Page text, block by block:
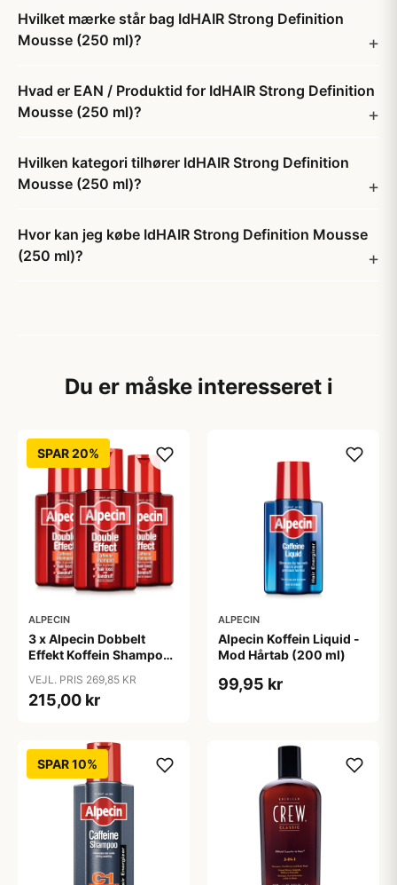
Hvilket mærke står bag IdHAIR Strong Definition
Mousse (250 ml)?
Hvad er EAN / Produktid for IdHAIR Strong Definition
Mousse (250 ml)?
Hvilken kategori tilhører IdHAIR Strong Definition
Mousse (250 ml)?
Hvor kan jeg købe IdHAIR Strong Definition Mousse
(250 ml)?
Du er måske interesseret i
SPAR 20%
ALPECIN
3 x Alpecin Dobbelt
Effekt Koffein Shampoo
VEJL. PRIS 269,85 KR
215,00 kr
ALPECIN
Alpecin Koffein Liquid -
Mod Hårtab (200 ml)
99,95 kr
SPAR 10%